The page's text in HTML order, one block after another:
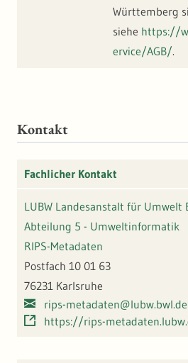
Württemberg
siehe https://
ervice/AGB/.
Kontakt
Fachlicher Kontakt
LUBW Landesanstalt für Umwelt
Abteilung 5 - Umweltinformatik
RIPS-Metadaten
Postfach 10 01 63
76231 Karlsruhe
rips-metadaten@lubw.bwl.de
https://rips-